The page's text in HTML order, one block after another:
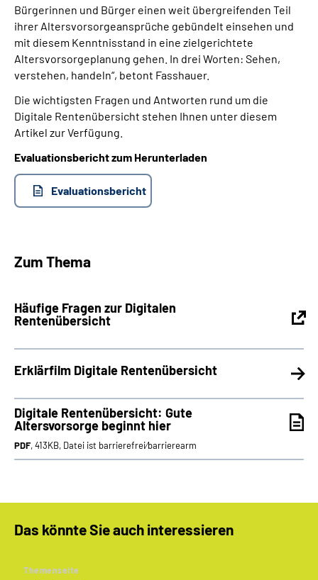
Bürgerinnen und Bürger einen weit übergreifenden Teil
ihrer Altersvorsorgeansprüche gebündelt einsehen und
mit diesem Kenntnisstand in eine zielgerichtete
Altersvorsorgeplanung gehen. In drei Worten: Sehen,
verstehen, handeln“, betont Fasshauer.
Die wichtigsten Fragen und Antworten rund um die
Digitale Rentenübersicht stehen Ihnen unter diesem
Artikel zur Verfügung.
Evaluationsbericht zum Herunterladen
Evaluationsbericht
Zum Thema
Häufige Fragen zur Digitalen
Rentenübersicht
Erklärfilm Digitale Rentenübersicht
Digitale Rentenübersicht: Gute
Altersvorsorge beginnt hier
PDF, 413KB, Datei ist barrierefrei⁄barrierearm
Das könnte Sie auch interessieren
Themenseite